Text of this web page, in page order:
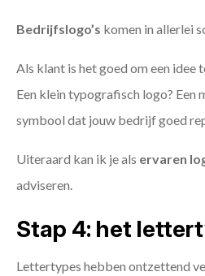
Bedrijfslogo’s komen in allerlei
Als klant is het goed om een idee
Een klein typografisch logo? Een
symbool dat jouw bedrijf goed
Uiteraard kan ik je als ervaren
adviseren.
Stap 4: het
Lettertypes hebben ontzettend